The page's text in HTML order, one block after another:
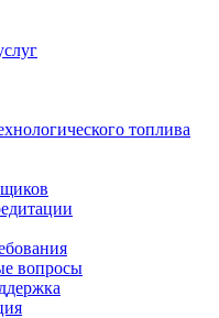
топлива
вопросы